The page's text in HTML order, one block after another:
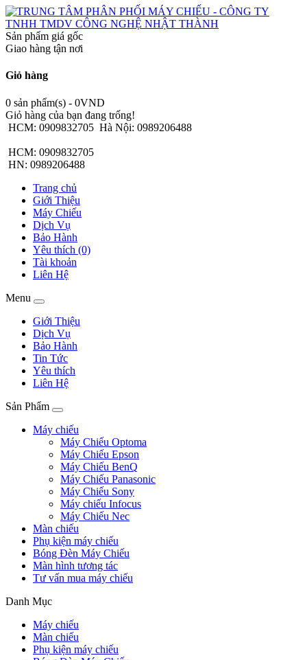
Sản phẩm giá gốc
Giao hàng tận nơi
Giỏ hàng
0 sản phẩm(s) - 0VND
Giỏ hàng của bạn đang trống!
HCM: 0909832705 Hà Nội: 0989206488
HCM: 0909832705
HN: 0989206488
Trang chủ
Giới Thiệu
Máy Chiếu
Dịch Vụ
Bảo Hành
Yêu thích (0)
Tài khoản
Liên Hệ
Menu
Giới Thiệu
Dịch Vụ
Bảo Hành
Tin Tức
Yêu thích
Liên Hệ
Sản Phẩm
Máy chiếu
Máy Chiếu Optoma
Máy Chiếu Epson
Máy Chiếu BenQ
Máy Chiếu Panasonic
Máy Chiếu Sony
Máy chiếu Infocus
Máy Chiếu Nec
Màn chiếu
Phụ kiện máy chiếu
Bóng Đèn Máy Chiếu
Màn hình tương tác
Tư vấn mua máy chiếu
Danh Mục
Máy chiếu
Màn chiếu
Phụ kiện máy chiếu